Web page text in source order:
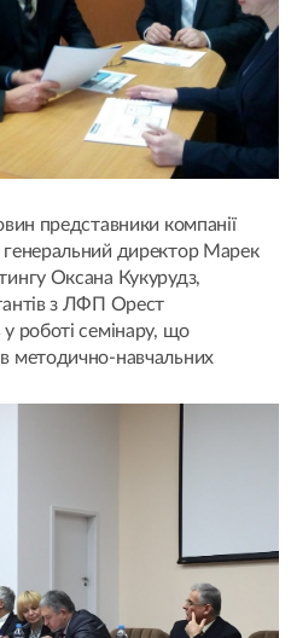
представники компанії
генеральний директор Марек
Оксана Кукурудз,
з ЛФП Орест
роботі семінару, що
методично-навчальних